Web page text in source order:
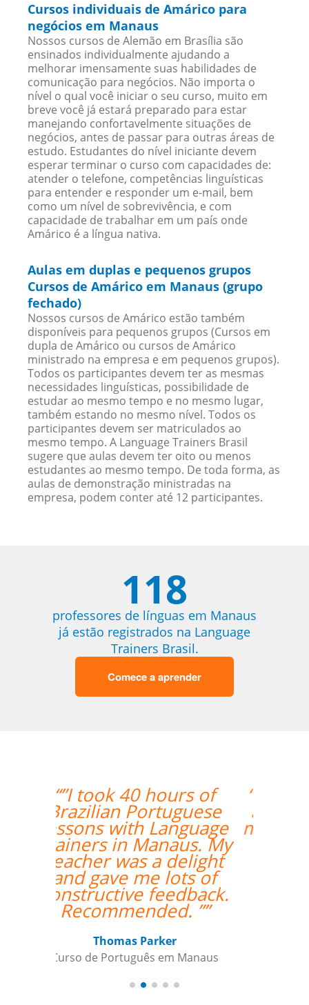
Cursos individuais de Amárico para
negócios em Manaus
Nossos cursos de Alemão em Brasília são
ensinados individualmente ajudando a
melhorar imensamente suas habilidades de
comunicação para negócios. Não importa o
nível o qual você iniciar o seu curso, muito em
breve você já estará preparado para estar
manejando confortavelmente situações de
negócios, antes de passar para outras áreas de
estudo. Estudantes do nível iniciante devem
esperar terminar o curso com capacidades de:
atender o telefone, competências linguísticas
para entender e responder um e-mail, bem
como um nível de sobrevivência, e com
capacidade de trabalhar em um país onde
Amárico é a língua nativa.
Aulas em duplas e pequenos grupos
Cursos de Amárico em Manaus (grupo
fechado)
Nossos cursos de Amárico estão também
disponíveis para pequenos grupos (Cursos em
dupla de Amárico ou cursos de Amárico
ministrado na empresa e em pequenos grupos).
Todos os participantes devem ter as mesmas
necessidades linguísticas, possibilidade de
estudar ao mesmo tempo e no mesmo lugar,
também estando no mesmo nível. Todos os
participantes devem ser matriculados ao
mesmo tempo. A Language Trainers Brasil
sugere que aulas devem ter oito ou menos
estudantes ao mesmo tempo. De toda forma, as
aulas de demonstração ministradas na
empresa, podem conter até 12 participantes.
118
professores de línguas em Manaus
já estão registrados na Language
Trainers Brasil.
Comece a aprender
“”Everything is going
amazing! Thanks so
much for your help!””
Nathan Miller
Curso de em Manaus